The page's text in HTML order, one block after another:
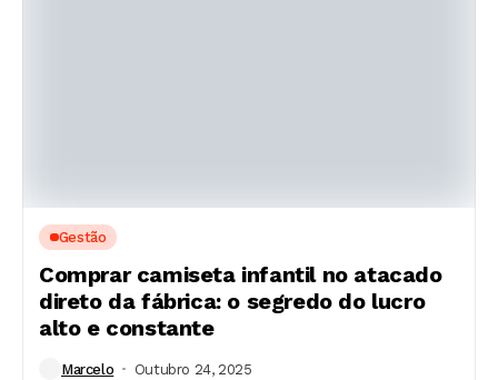
Gestão
Comprar camiseta infantil no atacado
direto da fábrica: o segredo do lucro
alto e constante
Marcelo Outubro 24, 2025